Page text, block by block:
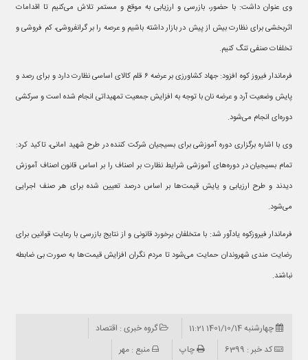
وی عنوان داشت: با حضور، بازرسی و ارزیابی به موقع و مستمر تلاش می‌کنیم تا اقدامات
اثربخشی برای نظارت بیش از پیش در بازار داشته باشیم و عرصه را بر گرانفروشی، کم فروشی و
تخلفات صنفی تنگ کنیم.
فرماندار فیروز کوه افزود: جهاد کشاورزی بر عرضه ۶ قلم کالای اساسی نظارت دارد و برای رصد و
پایش وضعیت آرد و عرضه نان با توجه به افزایش جمعیت تمهیداتی انجام شده است و سرکشی
دوره‌ای انجام می‌شود.
وی با اشاره برگزاری دوره آموزشی برای بسیجیان شرکت کننده در طرح شهید امانی، تاکید کرد:
تمام بسیجیان در دوره‌های آموزشی شرایط نظارت بر اصناف را بر اساس قانون اصناف آموزش
دیدند و طرح ارزیابی و یایش قیمت‌ها بر اساس درصد تعیین شده برای هر صنف اجرایی
می‌شود.
فرماندار فیروزکوه یادآور شد: با متخلفان برخورد قانونی و از نتایج بازرسی با رعایت قوانین برای
رضایت مندی شهروندان حمایت می‌شود تا مردم نگران افزایش قیمت‌ها به صورت بی ضابطه
نباشند.
چهارشنبه 1401/10/14 11:21
گروه خبری : اقتصاد
کد خبر : 6399
چاپ منبع : مهر